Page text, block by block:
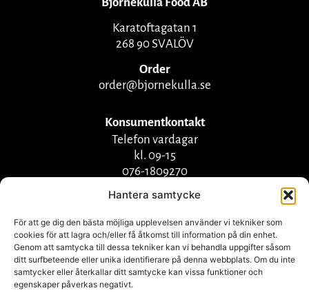
Hantera samtycke
För att ge dig den bästa möjliga upplevelsen använder vi tekniker som
cookies för att lagra och/eller få åtkomst till information på din enhet.
Genom att samtycka till dessa tekniker kan vi behandla uppgifter såsom
ditt surfbeteende eller unika identifierare på denna webbplats. Om du inte
samtycker eller återkallar ditt samtycke kan vissa funktioner och
egenskaper påverkas negativt.
Karatoftagatan 1
268 90 SVALÖV
Order
order@bjornekulla.se
Konsumentkontakt
Telefon vardagar
kl. 09-15
076-1809270